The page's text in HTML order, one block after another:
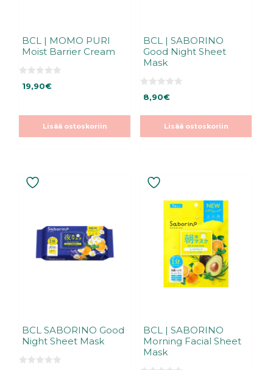
BCL | MOMO PURI
Moist Barrier Cream
19,90€
Lisää ostoskoriin
BCL | SABORINO
Good Night Sheet
Mask
5
s
8,90€
Lisää ostoskoriin
BCL SABORINO Good
Night Sheet Mask
BCL | SABORINO
Morning Facial Sheet
Mask